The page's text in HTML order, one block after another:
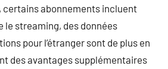
certains abonnements incluent
le streaming, des données
pour l’étranger sont de plus en
des avantages supplémentaires